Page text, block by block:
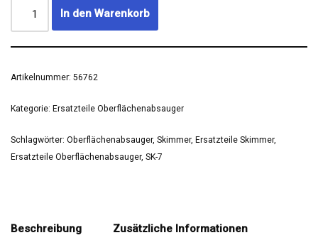
In den Warenkorb
Artikelnummer: 56762
Kategorie: Ersatzteile Oberflächenabsauger
Schlagwörter: Oberflächenabsauger, Skimmer, Ersatzteile Skimmer,
Ersatzteile Oberflächenabsauger, SK-7
Beschreibung Zusätzliche Informationen